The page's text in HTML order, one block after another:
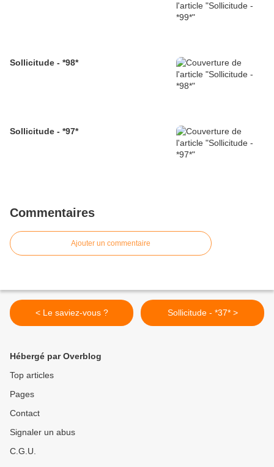
Sollicitude - *98*
Sollicitude - *97*
Commentaires
Ajouter un commentaire
< Le saviez-vous ? Sollicitude - *37* >
Hébergé par Overblog
Top articles
Pages
Contact
Signaler un abus
C.G.U.